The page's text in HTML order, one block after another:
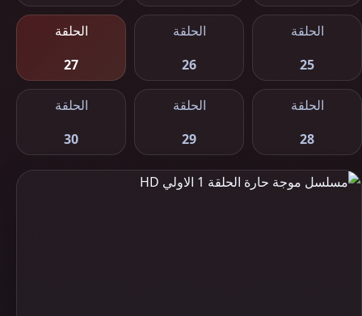
الحلقة
25
الحلقة
26
الحلقة
27
الحلقة
28
الحلقة
29
الحلقة
30